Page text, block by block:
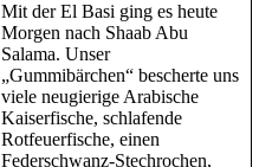
Mit der El Basi ging es heute
Morgen nach Shaab Abu
Salama. Unser
„Gummibärchen“ bescherte uns
viele neugierige Arabische
Kaiserfische, schlafende
Rotfeuerfische, einen
Federschwanz-Stechrochen,